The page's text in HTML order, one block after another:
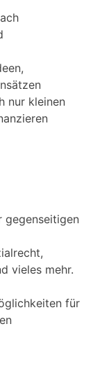
nur kleinen
gegenseitigen
vieles mehr.
für